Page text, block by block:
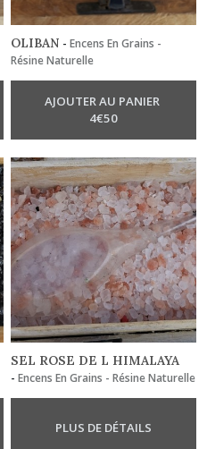
OLIBAN -Encens En Grains -
Résine Naturelle
AJOUTER AU PANIER
4€50
SEL ROSE DE L HIMALAYA
-Encens En Grains - Résine Naturelle
PLUS DE DÉTAILS